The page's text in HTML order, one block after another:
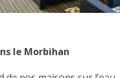
le Morbihan